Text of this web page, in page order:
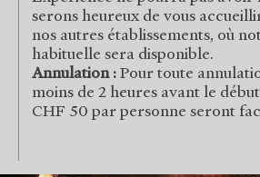
serons heureux de vous
nos autres établissements, où
habituelle sera disponible.
Annulation :Pour toute
moins de 2 heures avant le
CHF 50 par personne seront